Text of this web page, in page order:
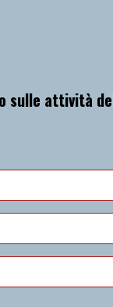
sulle attività